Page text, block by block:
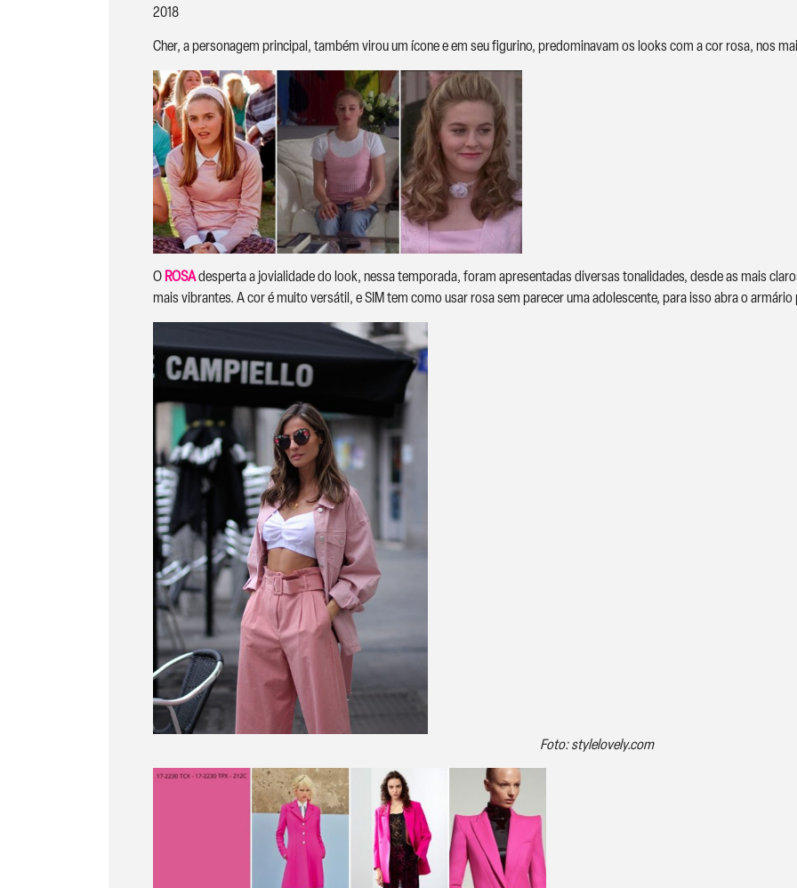
2018
Cher, a personagem principal, também virou um ícone e em seu figurino, predominavam os looks com a cor rosa, nos
O ROSAdesperta a jovialidade do look, nessa temporada, foram apresentadas diversas tonalidades, desde as mais
mais vibrantes. A cor é muito versátil, e SIM tem como usar rosa sem parecer uma adolescente, para isso abra o armário
Foto: stylelovely.com